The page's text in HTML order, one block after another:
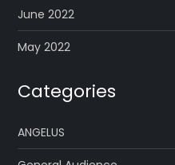
June 2022
May 2022
Categories
ANGELUS